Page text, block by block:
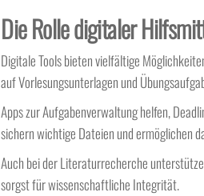
Die Rolle digitaler
Digitale Tools bieten vielfältige
auf Vorlesungsunterlagen und
Apps zur Aufgabenverwaltung helfen,
sichern wichtige Dateien und ermöglichen
Auch bei der Literaturrecherche
sorgst für wissenschaftliche Integrität.